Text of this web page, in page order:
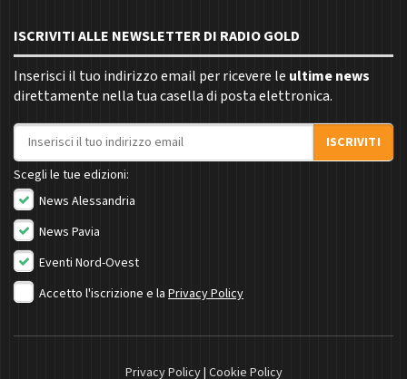
ISCRIVITI ALLE NEWSLETTER DI RADIO GOLD
Inserisci il tuo indirizzo email per ricevere le ultime news
direttamente nella tua casella di posta elettronica.
Indirizzo email
ISCRIVITI
Scegli le tue edizioni:
News Alessandria
News Pavia
Eventi Nord-Ovest
Accetto l'iscrizione e la Privacy Policy
Privacy Policy| Cookie Policy